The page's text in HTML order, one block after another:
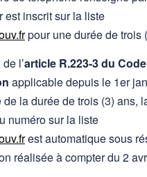
est inscrit sur la liste
pour une durée de trois
l’article R.223-3 du
applicable depuis le 1er
de la durée de trois (3) ans,
numéro sur la liste
est automatique sous
réalisée à compter du 2